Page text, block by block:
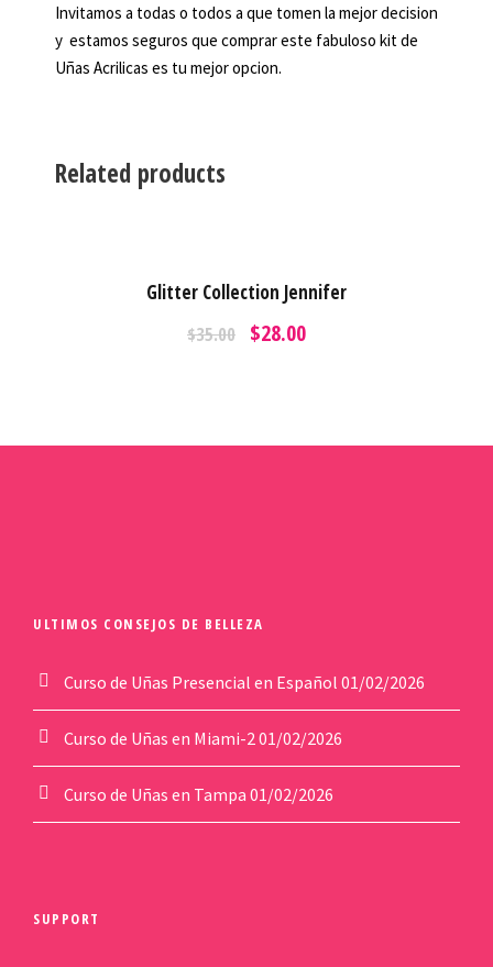
Invitamos a todas o todos a que tomen la mejor decision
y estamos seguros que comprar este fabuloso kit de
Uñas Acrilicas es tu mejor opcion.
Related products
Glitter Collection Jennifer
$35.00
O
c
w
a
s
:
$
3
$28.00C
s
:
$
2
8
.
ULTIMOS CONSEJOS DE BELLEZA
Curso de Uñas Presencial en Español 01/02/2026
Curso de Uñas en Miami-2 01/02/2026
Curso de Uñas en Tampa 01/02/2026
SUPPORT